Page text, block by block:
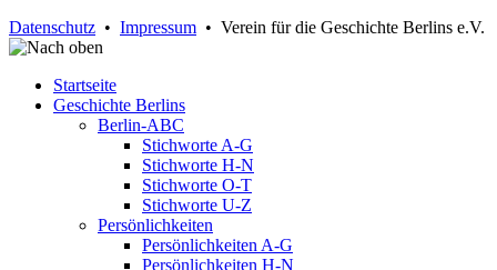
Datenschutz • Impressum • Verein für die Geschichte Berlins e.V.
Startseite
Geschichte Berlins
Berlin-ABC
Stichworte A-G
Stichworte H-N
Stichworte O-T
Stichworte U-Z
Persönlichkeiten
Persönlichkeiten A-G
Persönlichkeiten H-N